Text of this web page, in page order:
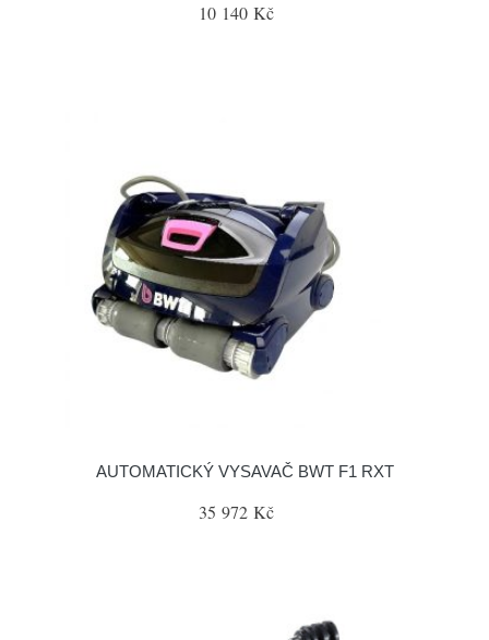
10 140 Kč
AUTOMATICKÝ VYSAVAČ BWT F1 RXT
35 972 Kč